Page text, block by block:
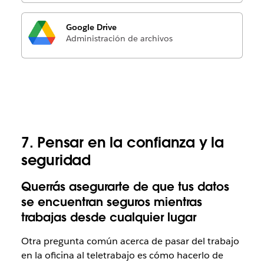
Google Drive
Administración de archivos
7. Pensar en la confianza y la
seguridad
Querrás asegurarte de que tus datos
se encuentran seguros mientras
trabajas desde cualquier lugar
Otra pregunta común acerca de pasar del trabajo
en la oficina al teletrabajo es cómo hacerlo de